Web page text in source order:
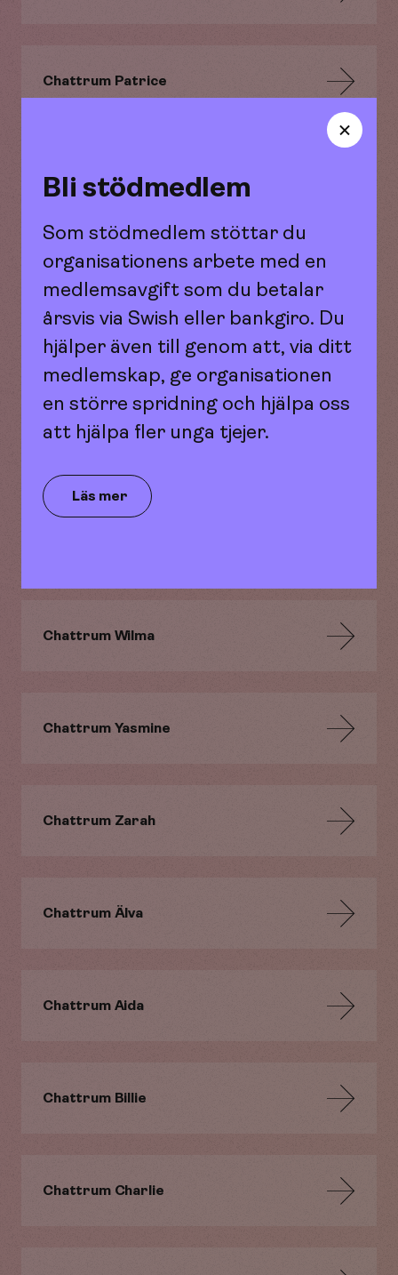
Bli stödmedlem
Som stödmedlem stöttar du
organisationens arbete med en
medlemsavgift som du betalar
årsvis via Swish eller bankgiro. Du
hjälper även till genom att, via ditt
medlemskap, ge organisationen
en större spridning och hjälpa oss
att hjälpa fler unga tjejer.
Läs mer
Chattrum Patrice
Chattrum Rana
Chattrum Saga
Chattrum Taylor
Chattrum Wilma
Chattrum Yasmine
Chattrum Zarah
Chattrum Älva
Chattrum Aida
Chattrum Billie
Chattrum Charlie